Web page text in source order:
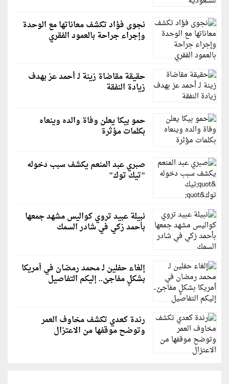
نجوى فؤاد تكشف معاناتها مع الوحدة
وإجراء جراحة بالعمود الفقري
حقيقة مقاضاة زينة لـ أحمد عز بهدف
زيادة النفقة
حمو بيكا يعلن وفاة والده وينعاه
بكلمات مؤثرة
صبري عبد المنعم يكشف سبب دخوله
"تيك توك"
نبيلة عبيد تروي كواليس مشهد جمعها
بأحمد زكي في شادر السمك
إلغاء حفلين لـ محمد رمضان في أمريكا
بشكلٍ مفاجئ.. إليكم التفاصيل
رندة كعدي تكشف مخاوف العمر
وتوضح موقفها من الاعتزال